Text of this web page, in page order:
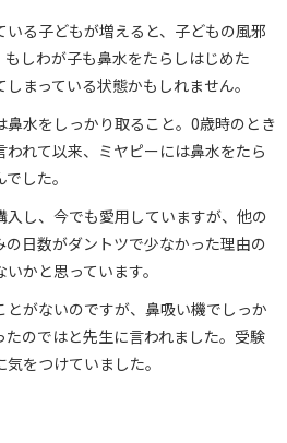
る子どもが増えると、子どもの風邪
しわが子も鼻水をたらしはじめた
まっている状態かもしれません。
水をしっかり取ること。0歳時のとき
れて以来、ミヤピーには鼻水をたら
した。
し、今でも愛用していますが、他の
日数がダントツで少なかった理由の
かと思っています。
とがないのですが、鼻吸い機でしっか
たのではと先生に言われました。受験
をつけていました。